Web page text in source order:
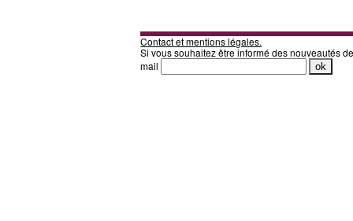
Contact et mentions légales.
Si vous souhaitez être informé des nouveautés
mail